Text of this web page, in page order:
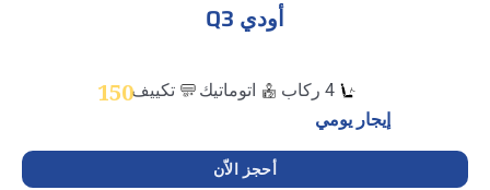
أودي Q3
اتوماتيك
تكييف
إيجار يومي
150
أحجز الاّن